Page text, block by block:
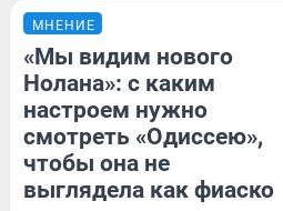
МНЕНИЕ
«Мы видим нового
Нолана»: с каким
настроем нужно
смотреть «Одиссею»,
чтобы она не
выглядела как фиаско